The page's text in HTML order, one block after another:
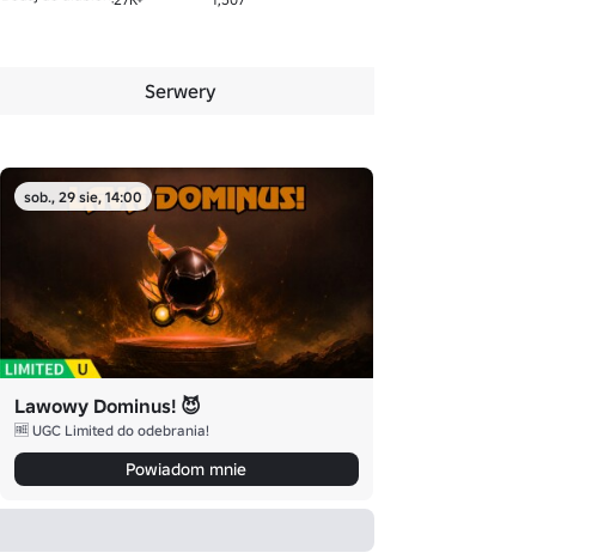
Serwery
sob., 29 sie, 14:00
Lawowy Dominus! 😈
🆓 UGC Limited do odebrania!
Powiadom mnie